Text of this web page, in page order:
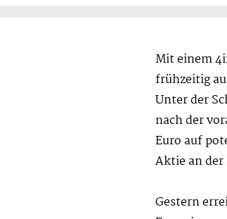
Mit einem
frühzeitig
Unter der
nach der
Euro auf
Aktie an der
Gestern